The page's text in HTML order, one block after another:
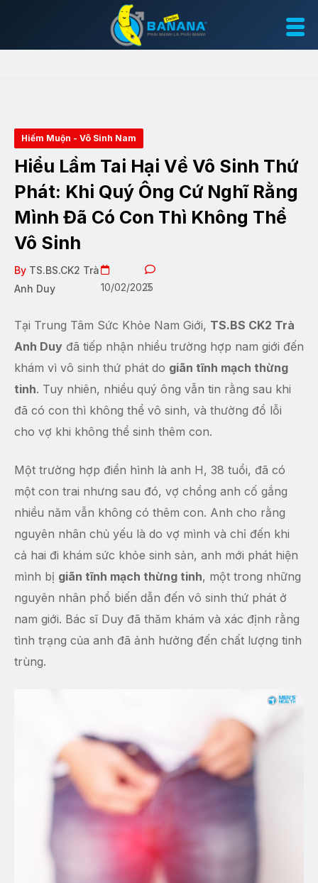
Hiếm Muộn - Vô Sinh Nam
Hiểu Lầm Tai Hại Về Vô Sinh Thứ
Phát: Khi Quý Ông Cứ Nghĩ Rằng
Mình Đã Có Con Thì Không Thể
Vô Sinh
By TS.BS.CK2 Trà
Anh Duy
10/02/2025
0
Tại Trung Tâm Sức Khỏe Nam Giới, TS.BS CK2 Trà
Anh Duy đã tiếp nhận nhiều trường hợp nam giới đến
khám vì vô sinh thứ phát do giãn tĩnh mạch thừng
tinh. Tuy nhiên, nhiều quý ông vẫn tin rằng sau khi
đã có con thì không thể vô sinh, và thường đổ lỗi
cho vợ khi không thể sinh thêm con.
Một trường hợp điển hình là anh H, 38 tuổi, đã có
một con trai nhưng sau đó, vợ chồng anh cố gắng
nhiều năm vẫn không có thêm con. Anh cho rằng
nguyên nhân chủ yếu là do vợ mình và chỉ đến khi
cả hai đi khám sức khỏe sinh sản, anh mới phát hiện
mình bị giãn tĩnh mạch thừng tinh, một trong những
nguyên nhân phổ biến dẫn đến vô sinh thứ phát ở
nam giới. Bác sĩ Duy đã thăm khám và xác định rằng
tình trạng của anh đã ảnh hưởng đến chất lượng tinh
trùng.